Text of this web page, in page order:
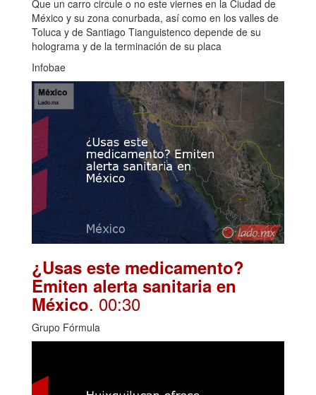
Que un carro circule o no este viernes en la Ciudad de
México y su zona conurbada, así como en los valles de
Toluca y de Santiago Tianguistenco depende de su
holograma y de la terminación de su placa
Infobae
¿Usas este medicamento?
Emiten alerta sanitaria en
México. 00:30
Grupo Fórmula